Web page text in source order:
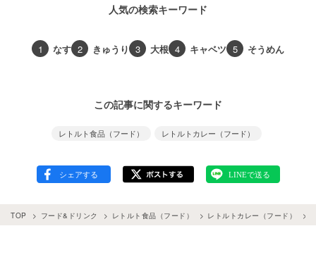
人気の検索キーワード
1 なす 2 きゅうり 3 大根 4 キャベツ 5 そうめん
この記事に関するキーワード
レトルト食品（フード） レトルトカレー（フード）
TOP フード&ドリンク レトルト食品（フード） レトルトカレー（フード）